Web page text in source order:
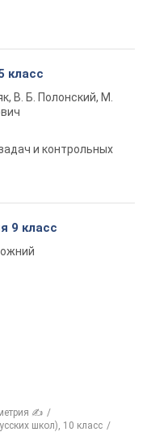
класс
В. Б. Полонский, М.
и контрольных
9 класс
✍
школ), 10 класс